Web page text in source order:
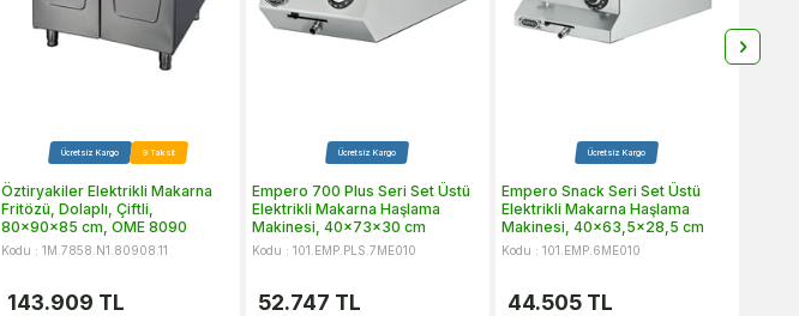
Ücretsiz Kargo 9 Taksit
Öztiryakiler Elektrikli Makarna
Fritözü, Dolaplı, Çiftli,
80x90x85 cm, OME 8090
Kodu : 1M.7858.N1.80908.11
143.909 TL
Ücretsiz Kargo
Empero 700 Plus Seri Set Üstü
Elektrikli Makarna Haşlama
Makinesi, 40x73x30 cm
Kodu : 101.EMP.PLS.7ME010
52.747 TL
Ücretsiz Kargo
Empero Snack Seri Set Üstü
Elektrikli Makarna Haşlama
Makinesi, 40x63,5x28,5 cm
Kodu : 101.EMP.6ME010
44.505TL